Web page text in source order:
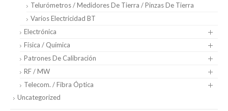
Telurómetros / Medidores De Tierra / Pinzas De Tierra
Varios Electricidad BT
Electrónica
Física / Química
Patrones De Calibración
RF / MW
Telecom. / Fibra Óptica
Uncategorized